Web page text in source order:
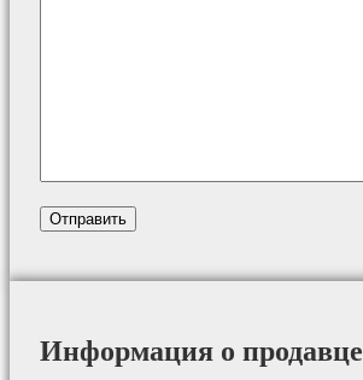
Информация о продавце